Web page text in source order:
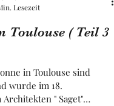
Lesezeit
Toulouse ( Teil 3
in Toulouse sind